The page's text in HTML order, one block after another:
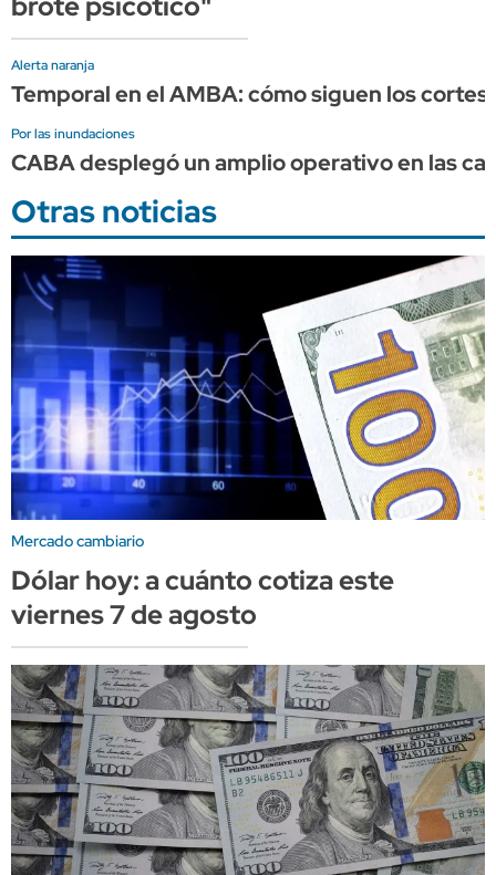
Alerta naranja
Temporal en el AMBA: cómo siguen los
Por las inundaciones
CABA desplegó un amplio operativo en las
Otras noticias
Mercado cambiario
Dólar hoy: a cuánto cotiza este
viernes 7 de agosto